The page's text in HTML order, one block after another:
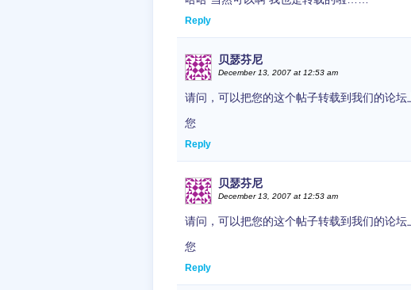
Reply
贝瑟芬尼
December 13, 2007 at 12:53 am
请问，可以把您的这个帖子转载到我们的论坛
您
Reply
贝瑟芬尼
December 13, 2007 at 12:53 am
请问，可以把您的这个帖子转载到我们的论坛
您
Reply